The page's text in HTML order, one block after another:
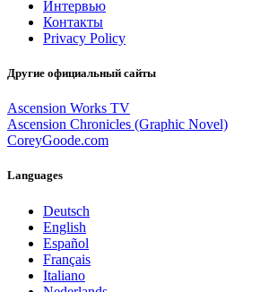
Интервью
Контакты
Privacy Policy
Другие официальный сайты
Ascension Works TV
Ascension Chronicles (Graphic Novel)
CoreyGoode.com
Languages
Deutsch
English
Español
Français
Italiano